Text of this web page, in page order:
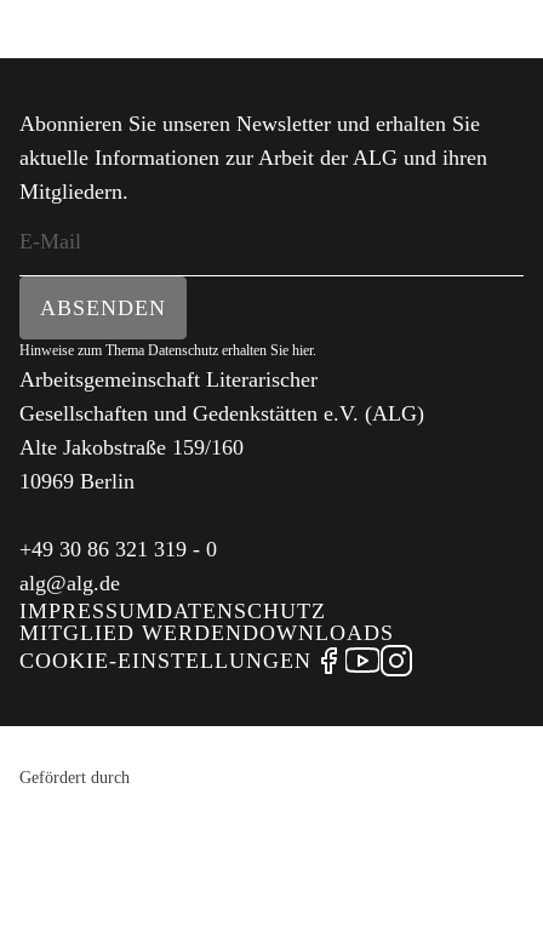
Abonnieren Sie unseren Newsletter und erhalten Sie
aktuelle Informationen zur Arbeit der ALG und ihren
Mitgliedern.
ABSENDEN
Hinweise zum Thema Datenschutz erhalten Sie hier.
Arbeitsgemeinschaft Literarischer
Gesellschaften und Gedenkstätten e.V. (ALG)
Alte Jakobstraße 159/160
10969 Berlin
+49 30 86 321 319 - 0
alg@alg.de
IMPRESSUMDATENSCHUTZ
MITGLIED WERDENDOWNLOADS
COOKIE-EINSTELLUNGEN
FACEBOOK
YOUTUBE
Gefördert durch